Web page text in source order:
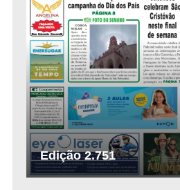
Edição 2.751